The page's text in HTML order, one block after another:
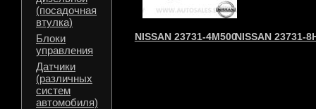
(посадочная
втулка)
Блоки
управления
Датчики
(различных
систем
автомобиля)
NISSAN 23731-4M500NISSAN 23731-